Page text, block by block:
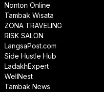
Nonton Online
Tambak Wisata
ZONA TRAVELING
RISK SALON
LangsaPost.com
Side Hustle Hub
LadakhExpert
WellNest
Tambak News